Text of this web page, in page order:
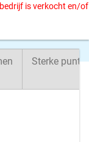
is verkocht en/of
Sterke